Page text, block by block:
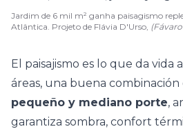
Jardim de 6 mil m² ganha paisagismo
Atlântica. Projeto de Flávia D'Urso,
El paisajismo es lo que da vida
áreas, una buena combinación
pequeño y mediano porte,
garantiza sombra, confort